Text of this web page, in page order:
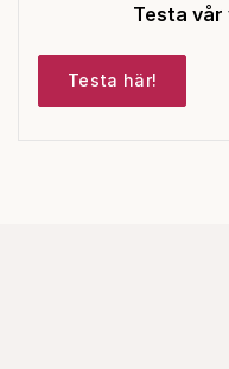
Testa vår
Testa här!